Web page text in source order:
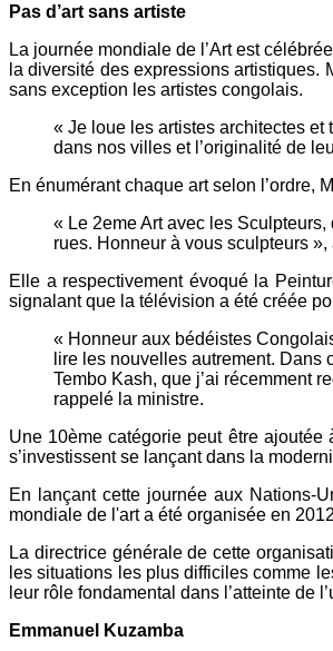
Pas d’art sans artiste
La journée mondiale de l’Art est
la diversité des expressions artistiques.
sans exception les artistes congolais.
« Je loue les artistes architectes et
dans nos villes et l’originalité de
En énumérant chaque art selon l’ordre,
« Le 2eme Art avec les
rues. Honneur à vous sculpteurs »,
Elle a respectivement évoqué la
signalant que la télévision a été créée
« Honneur aux bédéistes
lire les nouvelles autrement.
Tembo Kash, que j’ai récemment
rappelé la ministre.
Une 10ème catégorie peut être
s’investissent se lançant dans la
En lançant cette journée aux Nations-
mondiale de l'art a été organisée en
La directrice générale de cette
les situations les plus difficiles comme
leur rôle fondamental dans l’atteinte de
Emmanuel Kuzamba